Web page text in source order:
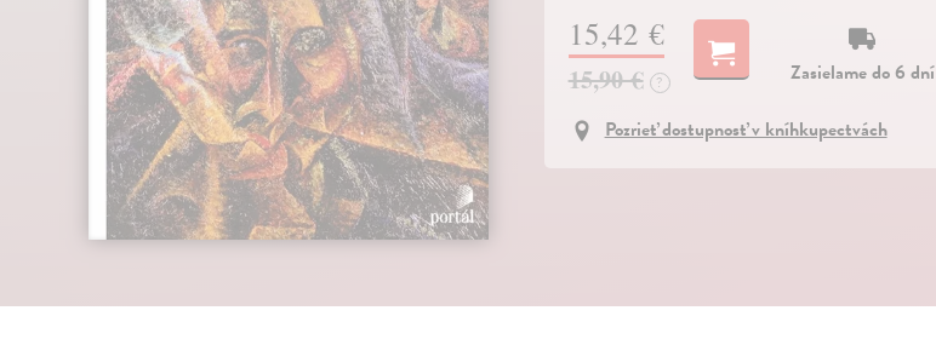
15,42 €
15,90 € ?
Zasielame do 6 dní
Pozrieť dostupnosť v kníhkupectvách